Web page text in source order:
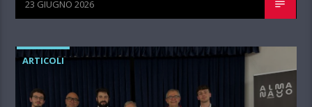
23 GIUGNO 2026
ARTICOLI